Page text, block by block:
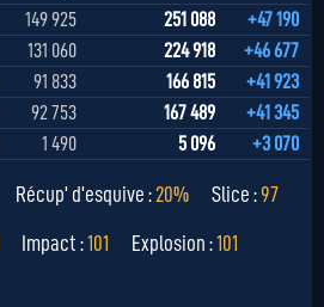
149 925 251 088
+47 190
131 060 224 918
+46 677
91 833 166 815
+41 923
92 753 167 489
+41 345
1 490 5 096 +3 070
Récup' d'esquive :20% Slice :97
Impact :101 Explosion :101